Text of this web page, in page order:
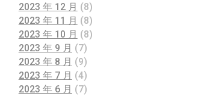
2023 年 12 月 (8)
2023 年 11 月 (8)
2023 年 10 月 (8)
2023 年 9 月 (7)
2023 年 8 月 (9)
2023 年 7 月 (4)
2023 年 6 月 (7)